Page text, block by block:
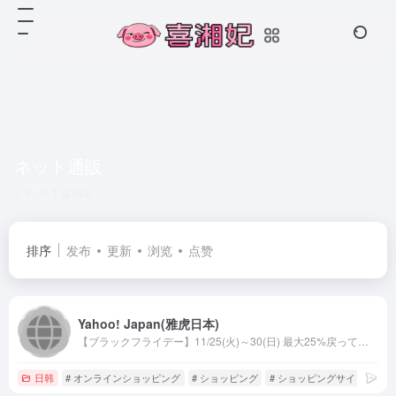
排序 发布 更新 浏览 点赞
Yahoo! Japan(雅虎日本)
日韩 # オンラインショッピング # ショッピング # ショッピングサイト